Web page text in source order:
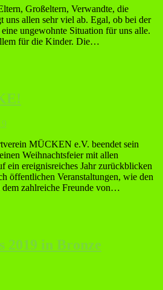
Großeltern, Verwandte, die
uns allen sehr viel ab. Egal, ob bei der
ungewohnte Situation für uns alle.
für die Kinder. Die…
MÜCKEN e.V. beendet sein
Weihnachtsfeier mit allen
ein ereignisreiches Jahr zurückblicken
öffentlichen Veranstaltungen, wie den
dem zahlreiche Freunde von…
2019 in Bronze